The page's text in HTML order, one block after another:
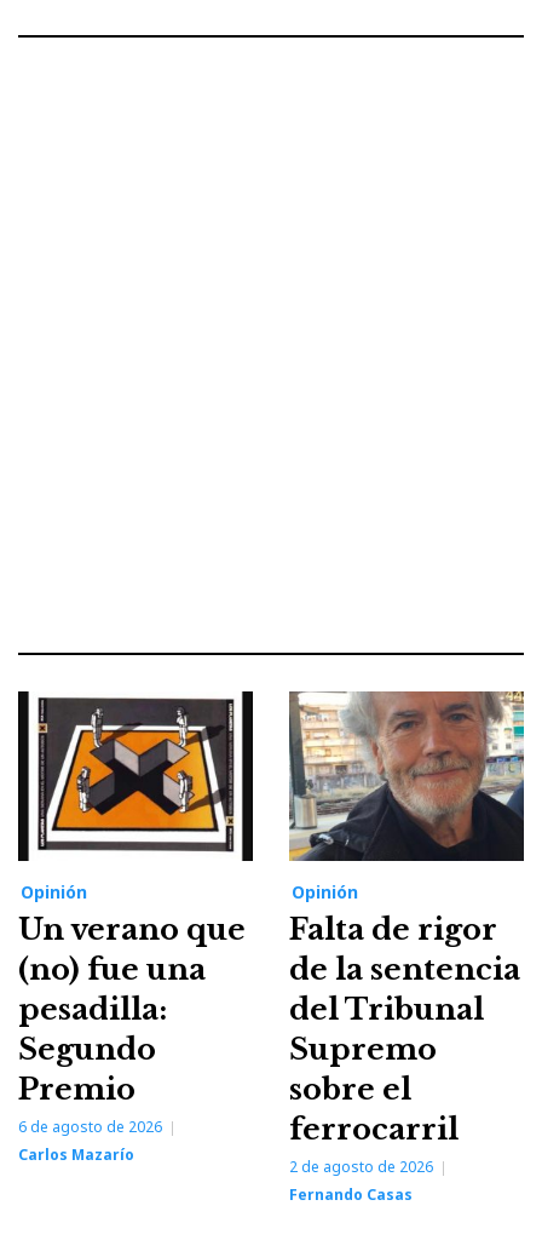
Opinión
Un verano que
(no) fue una
pesadilla:
Segundo
Premio
6 de agosto de 2026
Carlos Mazarío
Opinión
Falta de rigor
de la sentencia
del Tribunal
Supremo
sobre el
ferrocarril
2 de agosto de 2026
Fernando Casas